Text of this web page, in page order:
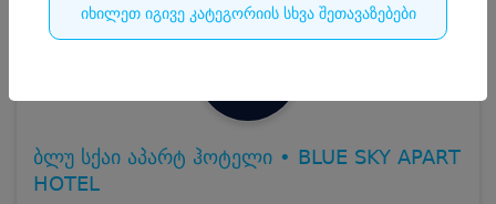
იხილეთ იგივე კატეგორიის სხვა შეთავაზებები
ბლუ სქაი აპარტ ჰოტელი • BLUE SKY APART
HOTEL